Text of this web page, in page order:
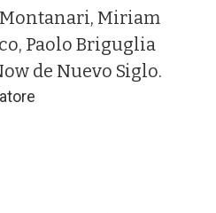
Miriam
Paolo Briguglia
de Nuevo Siglo.